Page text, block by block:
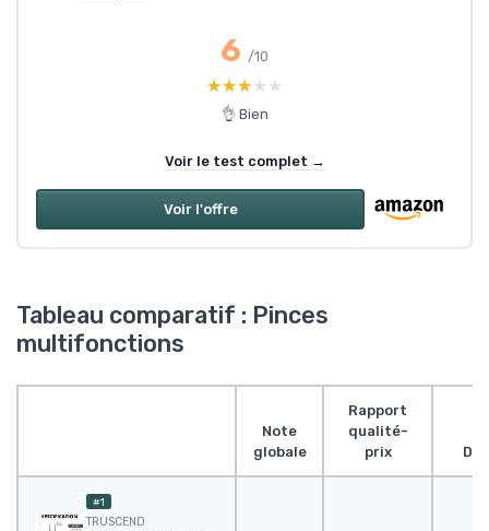
6 /10
★★★★★
★★★★★
👌 Bien
Voir le test complet →
Voir l'offre
Tableau comparatif : Pinces
multifonctions
Note
globale
Rapport
qualité-
prix
#1
TRUSCEND